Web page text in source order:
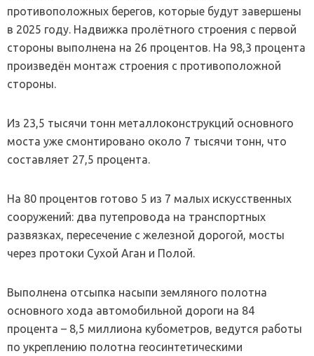
противоположных берегов, которые будут завершены
в 2025 году. Надвижка пролётного строения с первой
стороны выполнена на 26 процентов. На 98,3 процента
произведён монтаж строения с противоположной
стороны.
Из 23,5 тысячи тонн металлоконструкций основного
моста уже смонтировано около 7 тысячи тонн, что
составляет 27,5 процента.
На 80 процентов готово 5 из 7 малых искусственных
сооружений: два путепровода на транспортных
развязках, пересечение с железной дорогой, мосты
через протоки Сухой Аган и Полой.
Выполнена отсыпка насыпи земляного полотна
основного хода автомобильной дороги на 84
процента – 8,5 миллиона кубометров, ведутся работы
по укреплению полотна геосинтетическими